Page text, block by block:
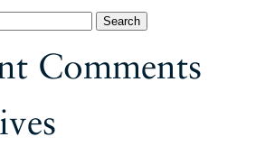
Comments